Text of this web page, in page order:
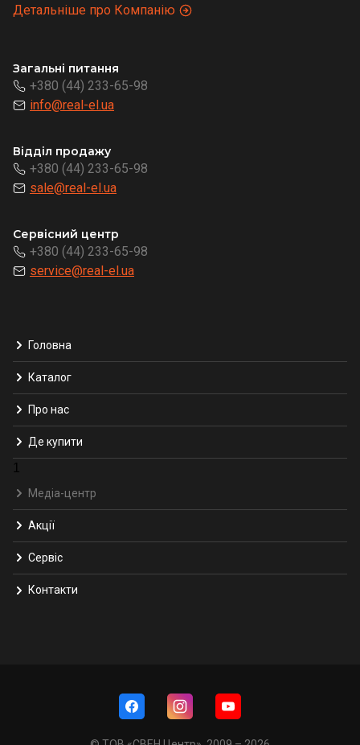
Детальніше про Компанію
Загальні питання
+380 (44) 233-65-98
info@real-el.ua
Відділ продажу
+380 (44) 233-65-98
sale@real-el.ua
Сервісний центр
+380 (44) 233-65-98
service@real-el.ua
Головна
Каталог
Про нас
Де купити
1
Медіа-центр
Акції
Сервіс
Контакти